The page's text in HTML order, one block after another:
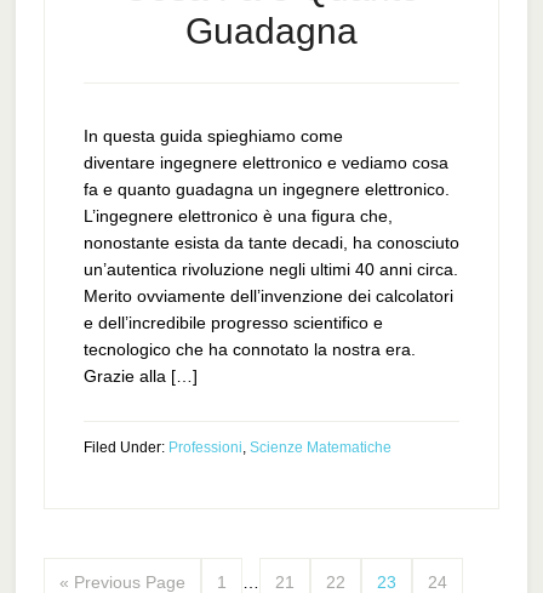
Guadagna
In questa guida spieghiamo come
diventare ingegnere elettronico e vediamo cosa
fa e quanto guadagna un ingegnere elettronico.
L’ingegnere elettronico è una figura che,
nonostante esista da tante decadi, ha conosciuto
un’autentica rivoluzione negli ultimi 40 anni circa.
Merito ovviamente dell’invenzione dei calcolatori
e dell’incredibile progresso scientifico e
tecnologico che ha connotato la nostra era.
Grazie alla […]
Filed Under: Professioni, Scienze Matematiche
« Previous Page 1 21 22 23 24